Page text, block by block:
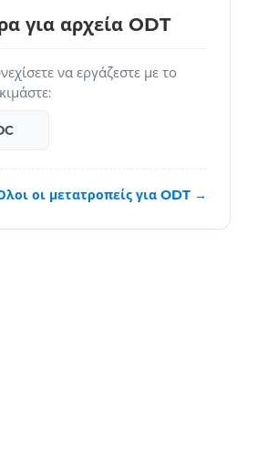
για αρχεία ODT
να εργάζεστε με το
οι μετατροπείς για ODT →